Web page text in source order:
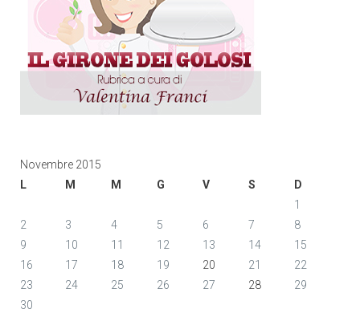
Novembre 2015
L
M M G V S
D
1
2
3 4 5 6 7
8
9
10 11 12 13 14
15
16
17 18 19 20 21
22
23
24 25 26 27 28
29
30